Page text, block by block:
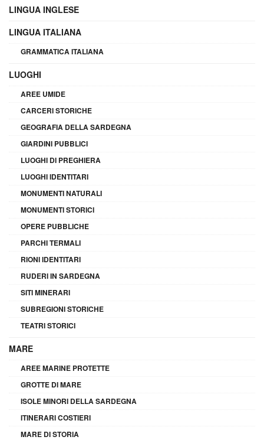
LINGUA INGLESE
LINGUA ITALIANA
GRAMMATICA ITALIANA
LUOGHI
AREE UMIDE
CARCERI STORICHE
GEOGRAFIA DELLA SARDEGNA
GIARDINI PUBBLICI
LUOGHI DI PREGHIERA
LUOGHI IDENTITARI
MONUMENTI NATURALI
MONUMENTI STORICI
OPERE PUBBLICHE
PARCHI TERMALI
RIONI IDENTITARI
RUDERI IN SARDEGNA
SITI MINERARI
SUBREGIONI STORICHE
TEATRI STORICI
MARE
AREE MARINE PROTETTE
GROTTE DI MARE
ISOLE MINORI DELLA SARDEGNA
ITINERARI COSTIERI
MARE DI STORIA